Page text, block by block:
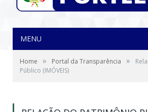
MENU
Home » Portal da Transparência »
Público (IMÓVEIS)